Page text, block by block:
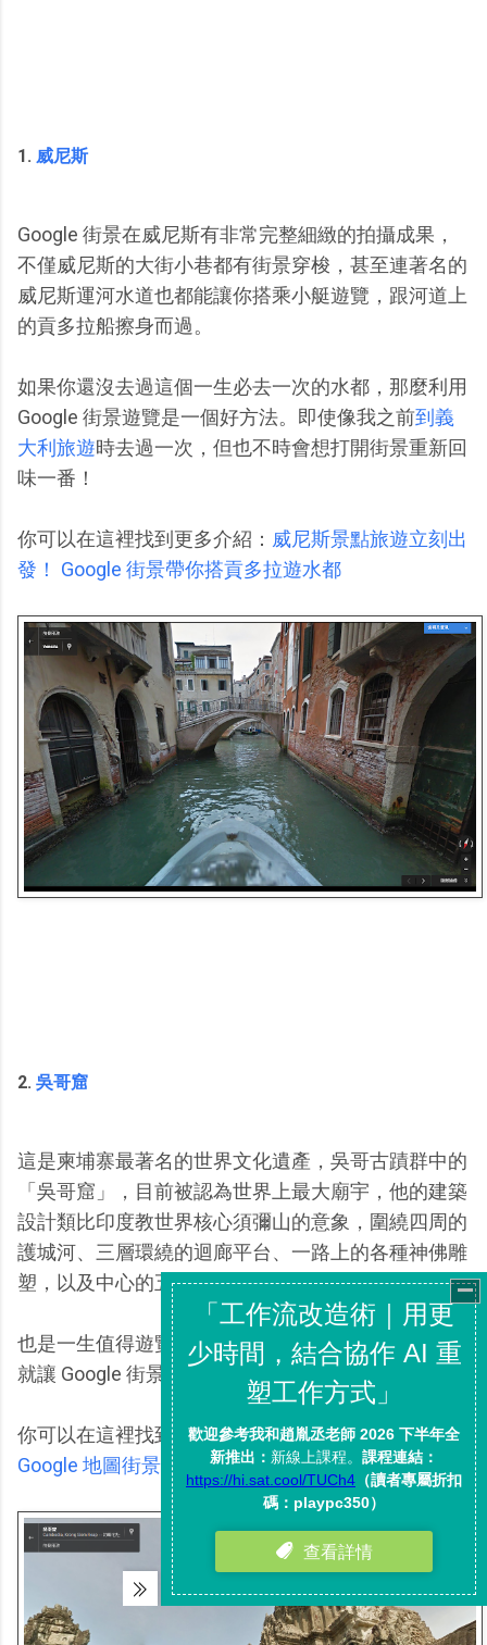
1. 威尼斯
Google 街景在威尼斯有非常完整細緻的拍攝成果，
不僅威尼斯的大街小巷都有街景穿梭，甚至連著名的
威尼斯運河水道也都能讓你搭乘小艇遊覽，跟河道上
的貢多拉船擦身而過。
如果你還沒去過這個一生必去一次的水都，那麼利用
Google 街景遊覽是一個好方法。即使像我之前到義
大利旅遊時去過一次，但也不時會想打開街景重新回
味一番！
你可以在這裡找到更多介紹： 威尼斯景點旅遊立刻出
發！ Google 街景帶你搭貢多拉遊水都
2. 吳哥窟
這是柬埔寨最著名的世界文化遺產，吳哥古蹟群中的
「吳哥窟」，目前被認為世界上最大廟宇，他的建築
設計類比印度教世界核心須彌山的意象，圍繞四周的
護城河、三層環繞的迴廊平台、一路上的各種神佛雕
塑，以及中心的五座寶塔，象徵進入一場神話之旅。
也是一生值得遊覽一次的景點，而在我還未成行前，
就讓 Google 街景來強化我的意念吧！
你可以在這裡找到更多介紹：吳哥窟實境旅遊！
Google 地圖街景帶你神遊柬埔寨世界遺產